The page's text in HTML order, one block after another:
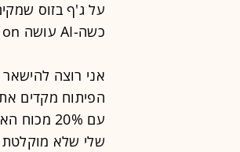
על ג'ף בזוס
כשה-AI עושה disruption (שיבוש) מטורף.
הפיתוח מקדים